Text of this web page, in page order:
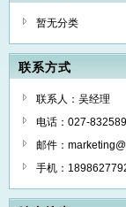
暂无分类
联系方式
联系人：吴经理
电话：027-
邮件：
手机：